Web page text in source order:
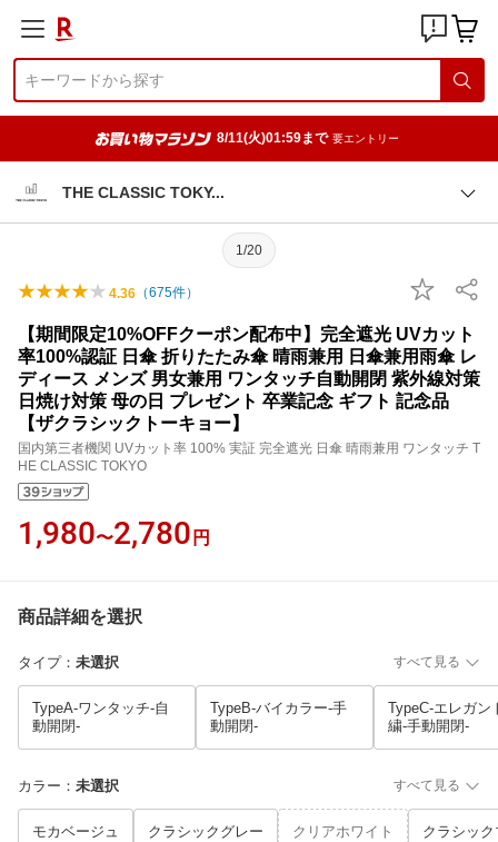
8/11(火)01:59まで 要エントリー
THE CLASSIC TOKY
1/20
4.36 （675件）
【期間限定10%OFFクーポン配布中】完全遮光 UVカット
率100%認証 日傘 折りたたみ傘 晴雨兼用 日傘兼用雨傘 レ
ディース メンズ 男女兼用 ワンタッチ自動開閉 紫外線対策
日焼け対策 母の日 プレゼント 卒業記念 ギフト 記念品
【ザクラシックトーキョー】
国内第三者機関 UVカット率 100% 実証 完全遮光 日傘 晴雨兼用 ワンタッチ T
HE CLASSIC TOKYO
1,980〜2,780 円
商品詳細を選択
タイプ： 未選択 すべて見る
TypeA-ワンタッチ-自
動開閉-
TypeB-バイカラー-手
動開閉-
TypeC-エレガン
繍-手動開閉-
カラー ： 未選択 すべて見る
モカベージュ クラシックグレー クリアホワイト クラシッ